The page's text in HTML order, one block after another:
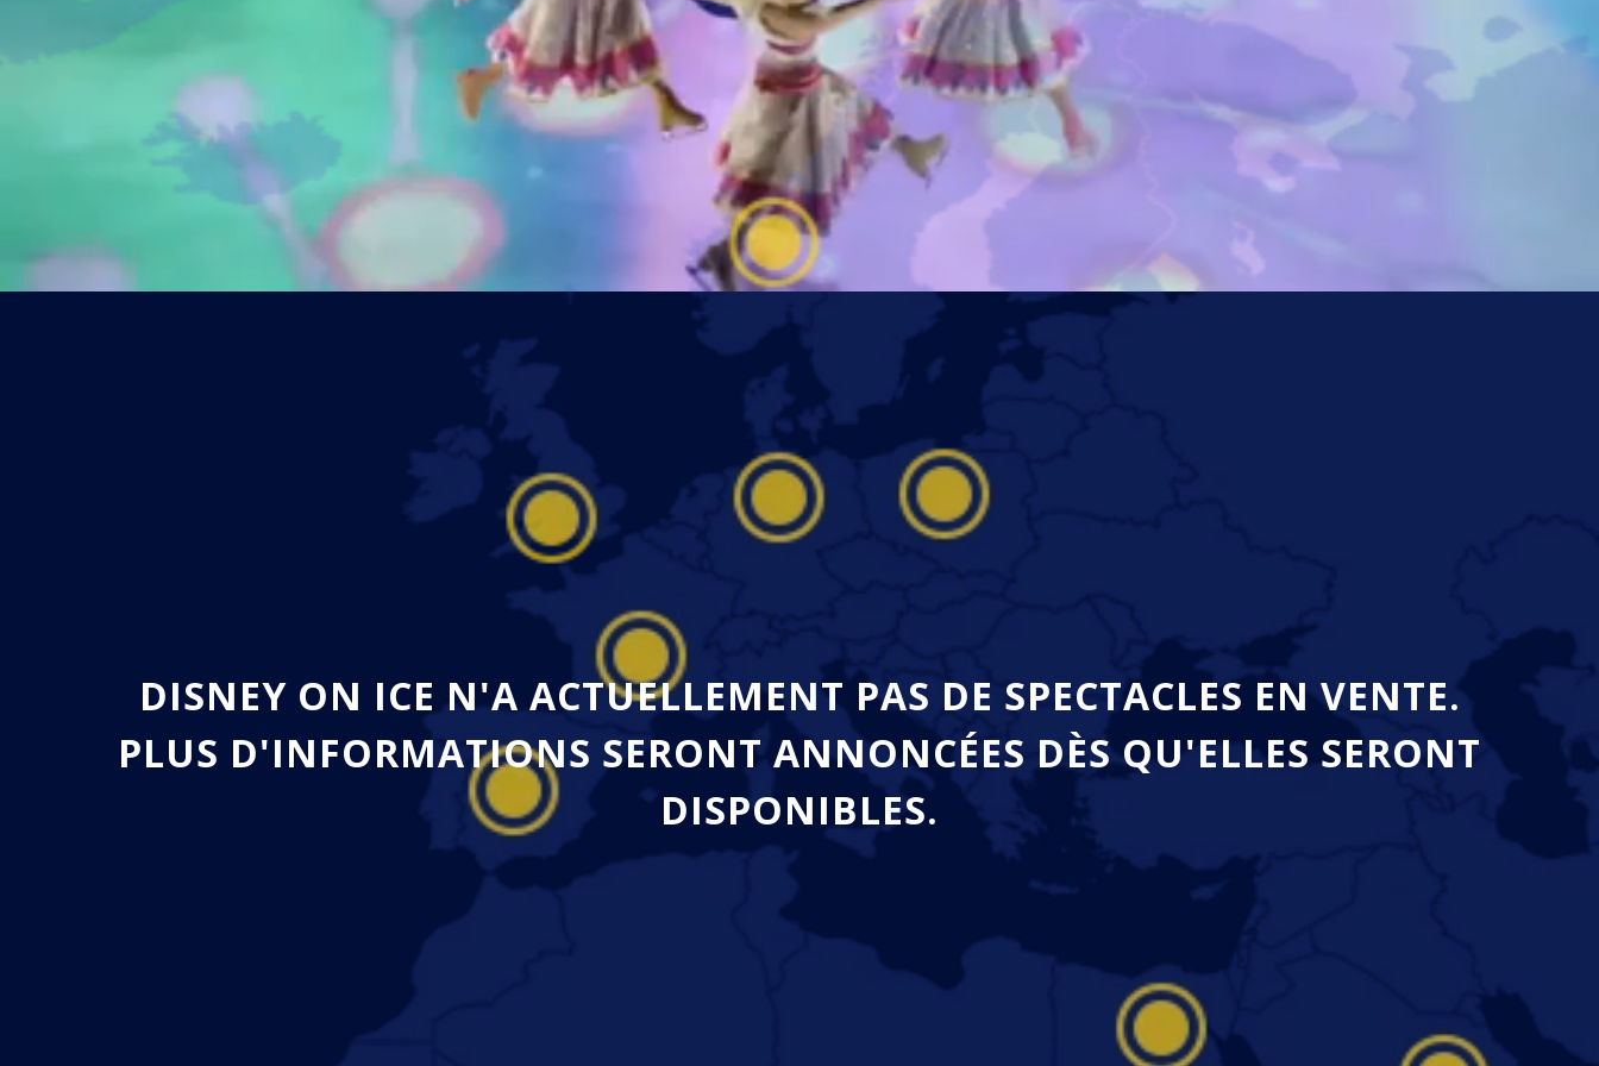
DISNEY ON ICE N'A ACTUELLEMENT PAS DE SPECTACLES EN VENTE.
PLUS D'INFORMATIONS SERONT ANNONCÉES DÈS QU'ELLES SERONT
DISPONIBLES.